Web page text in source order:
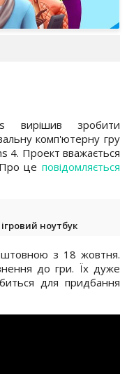
вирішив зробити
комп'ютерну гру
4. Проект вважається
це повідомляється
ноутбук
з 18 жовтня.
до гри. Їх дуже
для придбання